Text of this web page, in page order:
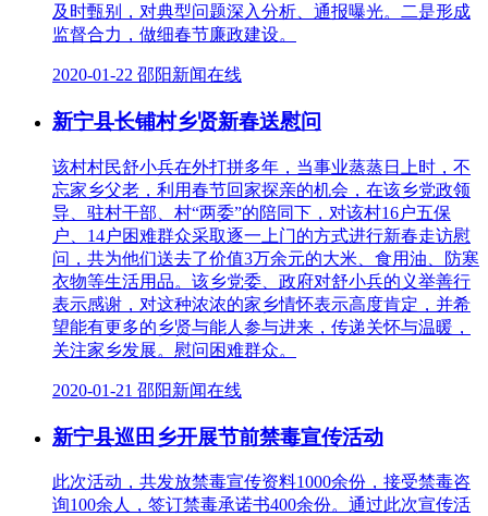
及时甄别，对典型问题深入分析、通报曝光。二是形成
监督合力，做细春节廉政建设。
2020-01-22 邵阳新闻在线
新宁县长铺村乡贤新春送慰问
该村村民舒小兵在外打拼多年，当事业蒸蒸日上时，不
忘家乡父老，利用春节回家探亲的机会，在该乡党政领
导、驻村干部、村“两委”的陪同下，对该村16户五保
户、14户困难群众采取逐一上门的方式进行新春走访慰
问，共为他们送去了价值3万余元的大米、食用油、防寒
衣物等生活用品。该乡党委、政府对舒小兵的义举善行
表示感谢，对这种浓浓的家乡情怀表示高度肯定，并希
望能有更多的乡贤与能人参与进来，传递关怀与温暖，
关注家乡发展。慰问困难群众。
2020-01-21 邵阳新闻在线
新宁县巡田乡开展节前禁毒宣传活动
此次活动，共发放禁毒宣传资料1000余份，接受禁毒咨
询100余人，签订禁毒承诺书400余份。通过此次宣传活